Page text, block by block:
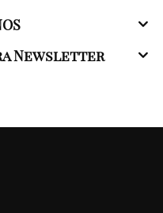
Newsletter